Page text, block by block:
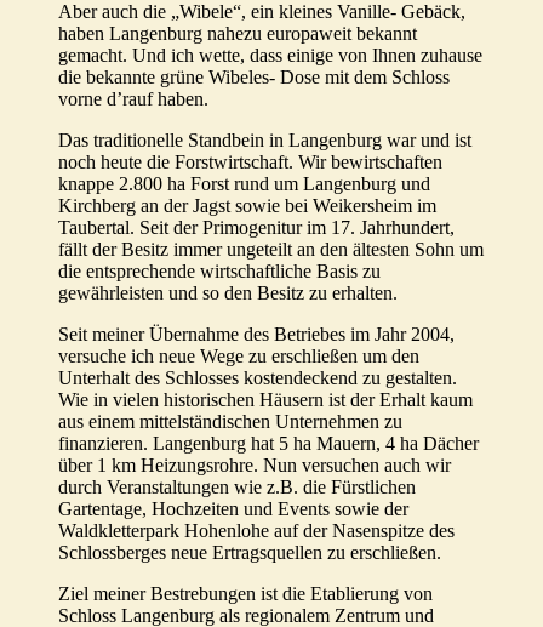
Aber auch die „Wibele“, ein kleines Vanille- Gebäck,
haben Langenburg nahezu europaweit bekannt
gemacht. Und ich wette, dass einige von Ihnen zuhause
die bekannte grüne Wibeles- Dose mit dem Schloss
vorne d’rauf haben.
Das traditionelle Standbein in Langenburg war und ist
noch heute die Forstwirtschaft. Wir bewirtschaften
knappe 2.800 ha Forst rund um Langenburg und
Kirchberg an der Jagst sowie bei Weikersheim im
Taubertal. Seit der Primogenitur im 17. Jahrhundert,
fällt der Besitz immer ungeteilt an den ältesten Sohn um
die entsprechende wirtschaftliche Basis zu
gewährleisten und so den Besitz zu erhalten.
Seit meiner Übernahme des Betriebes im Jahr 2004,
versuche ich neue Wege zu erschließen um den
Unterhalt des Schlosses kostendeckend zu gestalten.
Wie in vielen historischen Häusern ist der Erhalt kaum
aus einem mittelständischen Unternehmen zu
finanzieren. Langenburg hat 5 ha Mauern, 4 ha Dächer
über 1 km Heizungsrohre. Nun versuchen auch wir
durch Veranstaltungen wie z.B. die Fürstlichen
Gartentage, Hochzeiten und Events sowie der
Waldkletterpark Hohenlohe auf der Nasenspitze des
Schlossberges neue Ertragsquellen zu erschließen.
Ziel meiner Bestrebungen ist die Etablierung von
Schloss Langenburg als regionalem Zentrum und